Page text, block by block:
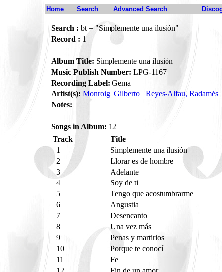
Home Search Advanced Search
Search : bt = "Simplemente una ilusión"
Record : 1
Album Title: Simplemente una ilusión
Music Publish Number: LPG-1167
Recording Label: Gema
Artist(s): Monroig, Gilberto
Reyes-Alfau, Radamés
Notes:
Songs in Album: 12
Track
Title
1
Simplemente una ilusión
2
Llorar es de hombre
3
Adelante
4
Soy de ti
5
Tengo que acostumbrarme
6
Angustia
7
Desencanto
8
Una vez más
9
Penas y martirios
10
Porque te conocí
11
Fe
12
Fin de un amor